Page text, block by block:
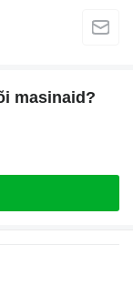
masinaid?